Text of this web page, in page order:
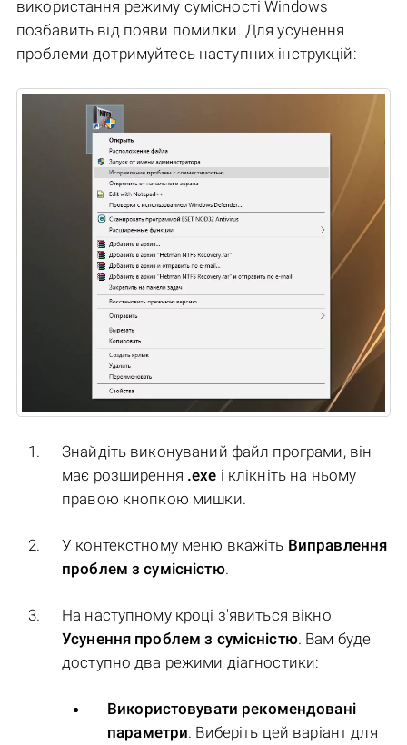
використання режиму сумісності Windows
позбавить від появи помилки. Для усунення
проблеми дотримуйтесь наступних інструкцій:
Знайдіть виконуваний файл програми, він
має розширення .exe і клікніть на ньому
правою кнопкою мишки.
У контекстному меню вкажіть Виправлення
проблем з сумісністю.
На наступному кроці з'явиться вікно
Усунення проблем з сумісністю. Вам буде
доступно два режими діагностики:
Використовувати рекомендовані
параметри. Виберіть цей варіант для